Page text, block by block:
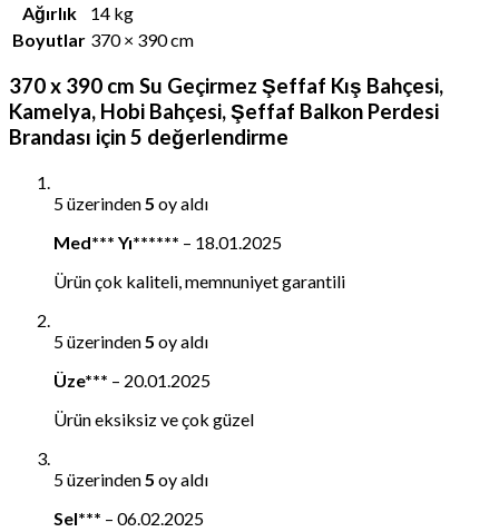
Ağırlık
14 kg
Boyutlar 370 × 390 cm
370 x 390 cm Su Geçirmez Şeffaf Kış Bahçesi,
Kamelya, Hobi Bahçesi, Şeffaf Balkon Perdesi
Brandası için 5 değerlendirme
5 üzerinden5 oy aldı
Med*** Yı****** – 18.01.2025
Ürün çok kaliteli, memnuniyet garantili
5 üzerinden5 oy aldı
Üze*** – 20.01.2025
Ürün eksiksiz ve çok güzel
5 üzerinden5 oy aldı
Sel*** – 06.02.2025